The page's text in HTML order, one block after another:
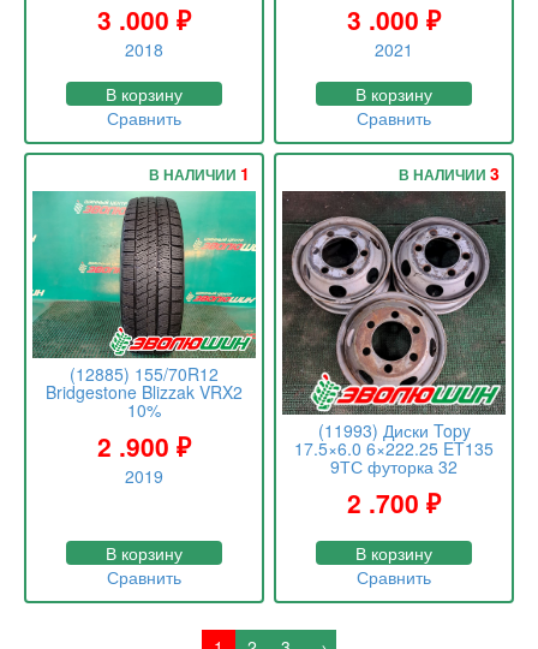
3 .000 ₽
2018
В корзину
Сравнить
3 .000₽
2021
В корзину
Сравнить
(12885) 155/70R12
Bridgestone Blizzak VRX2
10%
2 .900 ₽
2019
В НАЛИЧИИ 1
В корзину
Сравнить
(11993) Диски Topy
17.5×6.0 6×222.25 ET135
9ТС футорка 32
2 .700₽
В НАЛИЧИИ 3
В корзину
Сравнить